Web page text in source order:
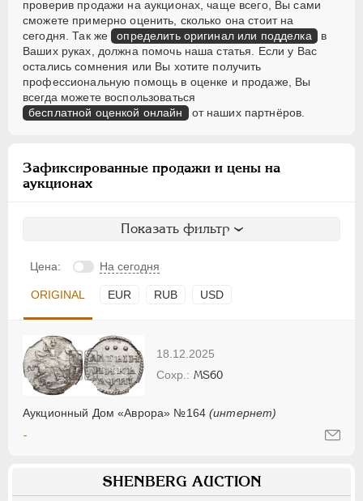
проверив продажи на аукционах, чаще всего, Вы сами
сможете примерно оценить, сколько она стоит на
сегодня. Так же определить оригинал или подделка в
Ваших руках, должна помочь наша статья. Если у Вас
остались сомнения или Вы хотите получить
профессиональную помощь в оценке и продаже, Вы
всегда можете воспользоваться
бесплатной оценкой онлайн от наших партнёров.
Зафиксированные продажи и цены на
аукционах
Показать фильтр
Цена: На сегодня
ORIGINAL EUR RUB USD
18.12.2025
Аукционный Дом «Аврора» №164(интернет)
MS60
-
SHENBERG AUCTION